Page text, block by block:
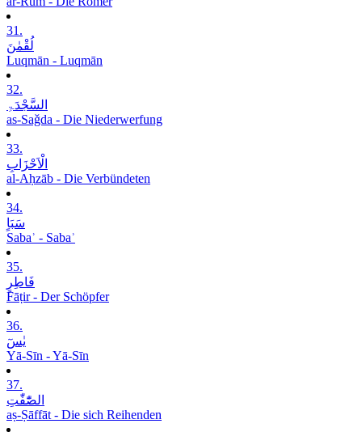
31.
لُقْمٰنَ
Luqmān - Luqmān
32.
السَّجْدَۃِ
as-Saǧda - Die Niederwerfung
33.
الْاَحْزَابِ
al-Aḥzāb - Die Verbündeten
34.
سَبَاٍ
Sabaʾ - Sabaʾ
35.
فَاطِرٍ
Fāṭir - Der Schöpfer
36.
یٰسٓ
Yā-Sīn - Yā-Sīn
37.
الصّٰٓفّٰتِ
aṣ-Ṣāffāt - Die sich Reihenden